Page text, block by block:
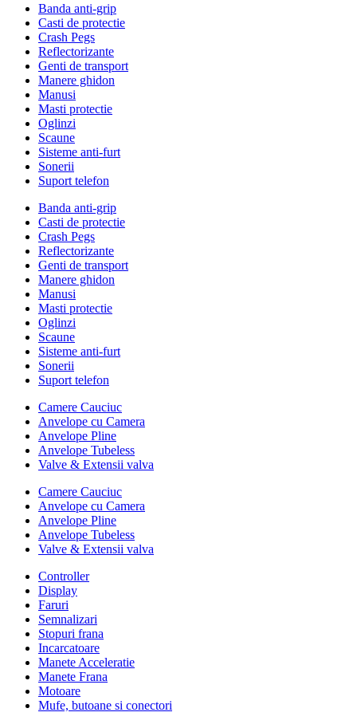
Banda anti-grip
Casti de protectie
Crash Pegs
Reflectorizante
Genti de transport
Manere ghidon
Manusi
Masti protectie
Oglinzi
Scaune
Sisteme anti-furt
Sonerii
Suport telefon
Banda anti-grip
Casti de protectie
Crash Pegs
Reflectorizante
Genti de transport
Manere ghidon
Manusi
Masti protectie
Oglinzi
Scaune
Sisteme anti-furt
Sonerii
Suport telefon
Camere Cauciuc
Anvelope cu Camera
Anvelope Pline
Anvelope Tubeless
Valve & Extensii valva
Camere Cauciuc
Anvelope cu Camera
Anvelope Pline
Anvelope Tubeless
Valve & Extensii valva
Controller
Display
Faruri
Semnalizari
Stopuri frana
Incarcatoare
Manete Acceleratie
Manete Frana
Motoare
Mufe, butoane si conectori